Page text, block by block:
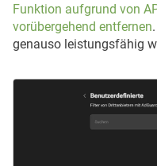
Funktion aufgrund von
vorübergehend entfernen
genauso leistungsfähig